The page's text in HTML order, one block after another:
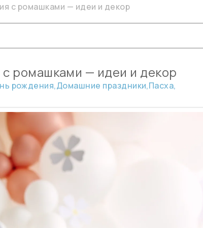
с ромашками — идеи и декор
ромашками — идеи и декор
рождения,Домашние праздники,Пасха,